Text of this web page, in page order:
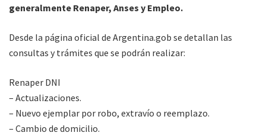
generalmente Renaper, Anses y Empleo.
Desde la página oficial de Argentina.gob se detallan las
consultas y trámites que se podrán realizar:
Renaper DNI
– Actualizaciones.
– Nuevo ejemplar por robo, extravío o reemplazo.
– Cambio de domicilio.